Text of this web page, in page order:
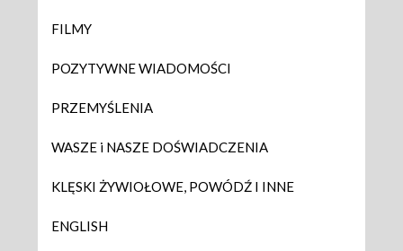
FILMY
POZYTYWNE WIADOMOŚCI
PRZEMYŚLENIA
WASZE i NASZE DOŚWIADCZENIA
KLĘSKI ŻYWIOŁOWE, POWÓDŹ I INNE
ENGLISH